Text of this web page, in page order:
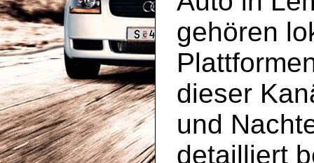
gehören
dieser
und
detailliert